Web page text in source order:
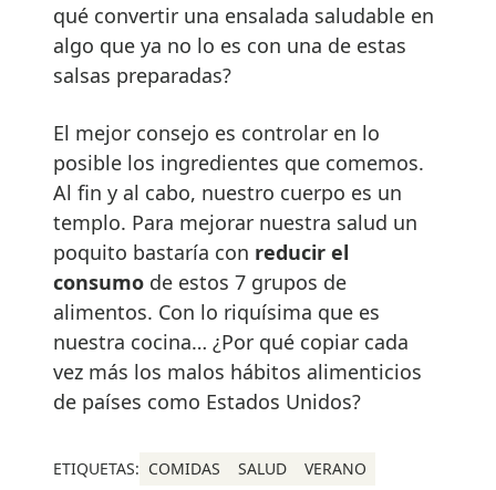
qué convertir una ensalada saludable en
algo que ya no lo es con una de estas
salsas preparadas?
El mejor consejo es controlar en lo
posible los ingredientes que comemos.
Al fin y al cabo, nuestro cuerpo es un
templo. Para mejorar nuestra salud un
poquito bastaría con reducir el
consumo de estos 7 grupos de
alimentos. Con lo riquísima que es
nuestra cocina… ¿Por qué copiar cada
vez más los malos hábitos alimenticios
de países como Estados Unidos?
ETIQUETAS: COMIDAS SALUD VERANO